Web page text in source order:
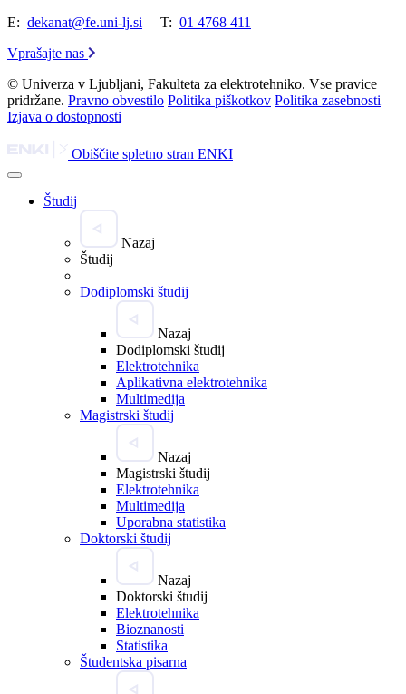
E: dekanat@fe.uni-lj.si T: 01 4768 411
Vprašajte nas
© Univerza v Ljubljani, Fakulteta za elektrotehniko. Vse pravice
pridržane. Pravno obvestilo Politika piškotkov Politika zasebnosti
Izjava o dostopnosti
Obiščite spletno stran ENKI
Študij
Nazaj
Študij
Dodiplomski študij
Nazaj
Dodiplomski študij
Elektrotehnika
Aplikativna elektrotehnika
Multimedija
Magistrski študij
Nazaj
Magistrski študij
Elektrotehnika
Multimedija
Uporabna statistika
Doktorski študij
Nazaj
Doktorski študij
Elektrotehnika
Bioznanosti
Statistika
Študentska pisarna